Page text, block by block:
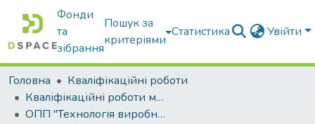
Фонди
та
зібрання
Пошук за
критеріями
Статистика Увійти
Головна
Кваліфікаційні роботи
Кваліфікаційні роботи магістрів
ОПП "Технологія виробництва і переробки продукції тваринництва"